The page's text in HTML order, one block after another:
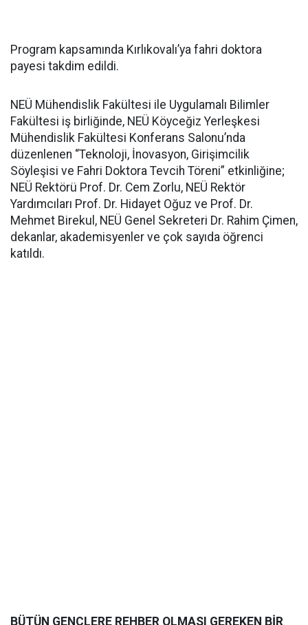
Program kapsamında Kırlıkovalı’ya fahri doktora
payesi takdim edildi.
NEÜ Mühendislik Fakültesi ile Uygulamalı Bilimler
Fakültesi iş birliğinde, NEÜ Köyceğiz Yerleşkesi
Mühendislik Fakültesi Konferans Salonu’nda
düzenlenen “Teknoloji, İnovasyon, Girişimcilik
Söyleşisi ve Fahri Doktora Tevcih Töreni” etkinliğine;
NEÜ Rektörü Prof. Dr. Cem Zorlu, NEÜ Rektör
Yardımcıları Prof. Dr. Hidayet Oğuz ve Prof. Dr.
Mehmet Birekul, NEÜ Genel Sekreteri Dr. Rahim Çimen,
dekanlar, akademisyenler ve çok sayıda öğrenci
katıldı.
BÜTÜN GENÇLERE REHBER OLMASI GEREKEN BİR